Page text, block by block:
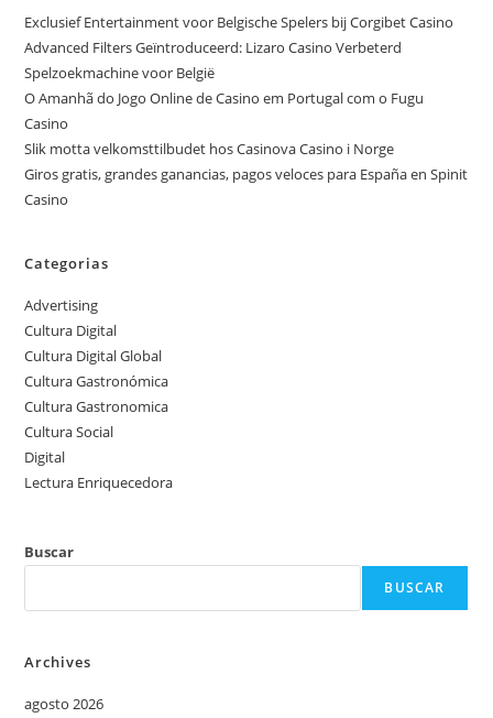
Exclusief Entertainment voor Belgische Spelers bij Corgibet Casino
Advanced Filters Geïntroduceerd: Lizaro Casino Verbeterd
Spelzoekmachine voor België
O Amanhã do Jogo Online de Casino em Portugal com o Fugu
Casino
Slik motta velkomsttilbudet hos Casinova Casino i Norge
Giros gratis, grandes ganancias, pagos veloces para España en Spinit
Casino
Categorias
Advertising
Cultura Digital
Cultura Digital Global
Cultura Gastronómica
Cultura Gastronomica
Cultura Social
Digital
Lectura Enriquecedora
Buscar
BUSCAR
Archives
agosto 2026